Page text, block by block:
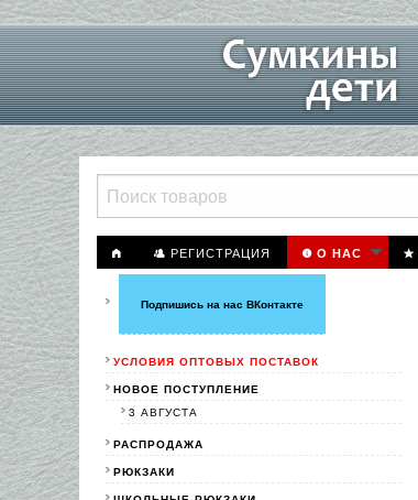
РЕГИСТРАЦИЯ О НАС
Подпишись на нас ВКонтакте
УСЛОВИЯ ОПТОВЫХ ПОСТАВОК
НОВОЕ ПОСТУПЛЕНИЕ
3 АВГУСТА
РАСПРОДАЖА
РЮКЗАКИ